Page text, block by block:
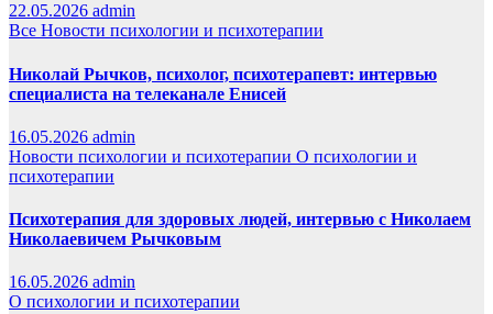
22.05.2026 admin
Все Новости психологии и психотерапии
Николай Рычков, психолог, психотерапевт: интервью
специалиста на телеканале Енисей
16.05.2026 admin
Новости психологии и психотерапии О психологии и
психотерапии
Психотерапия для здоровых людей, интервью с Николаем
Николаевичем Рычковым
16.05.2026 admin
О психологии и психотерапии